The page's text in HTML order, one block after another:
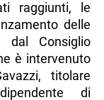
raggiunti, le
delle
dal Consiglio
è intervenuto
titolare
di